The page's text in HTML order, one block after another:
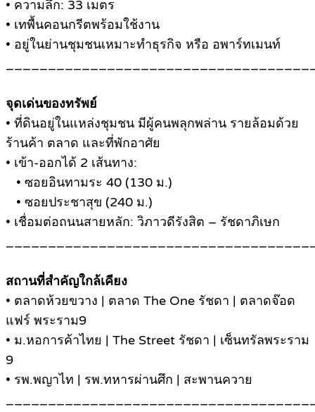
• ความลึก: 33 เมตร
• เทพื้นคอนกรีตพร้อมใช้งาน
• อยู่ในย่านชุมชนเหมาะทำธุรกิจ หรือ อพาร์ทเมนท์
จุดเด่นของทรัพย์
• ที่ดินอยู่ในแหล่งชุมชน มีผู้คนพลุกพล่าน รายล้อมด้วย
ร้านค้า ตลาด และที่พักอาศัย
• เข้า-ออกได้ 2 เส้นทาง:
• ซอยอินทามระ 40 (130 ม.)
• ซอยประชาสุข (240 ม.)
• เชื่อมต่อถนนสายหลัก: วิภาวดีรังสิต – รัชดาภิเษก
สถานที่สำคัญใกล้เคียง
• ตลาดห้วยขวาง | ตลาด The One รัชดา | ตลาดจ๊อด
แฟร์ พระราม9
• ม.หอการค้าไทย | The Street รัชดา | เซ็นทรัลพระราม
9
• รพ.พญาไท | รพ.ทหารผ่านศึก | สะพานควาย